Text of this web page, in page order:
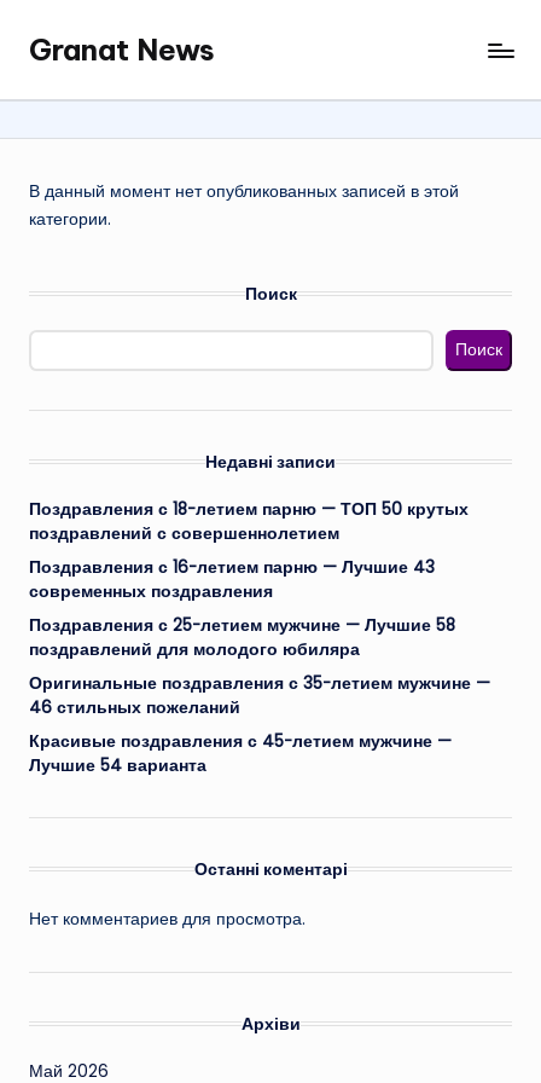
Перейти
содержимому
Granat News
В данный момент нет опубликованных записей в этой
категории.
Поиск
Поиск
Недавні записи
Поздравления с 18-летием парню — ТОП 50 крутых
поздравлений с совершеннолетием
Поздравления с 16-летием парню — Лучшие 43
современных поздравления
Поздравления с 25-летием мужчине — Лучшие 58
поздравлений для молодого юбиляра
Оригинальные поздравления с 35-летием мужчине —
46 стильных пожеланий
Красивые поздравления с 45-летием мужчине —
Лучшие 54 варианта
Останні коментарі
Нет комментариев для просмотра.
Архіви
Май 2026